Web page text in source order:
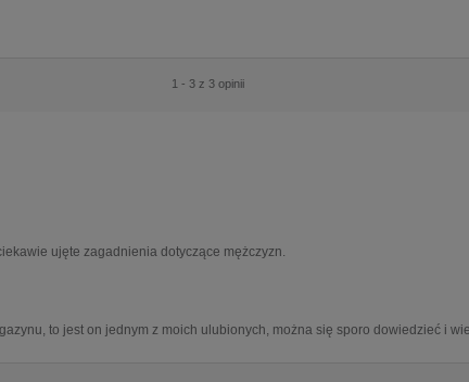
1 - 3 z 3 opinii
ujęte zagadnienia dotyczące mężczyzn.
to jest on jednym z moich ulubionych, można się sporo dowiedzieć i